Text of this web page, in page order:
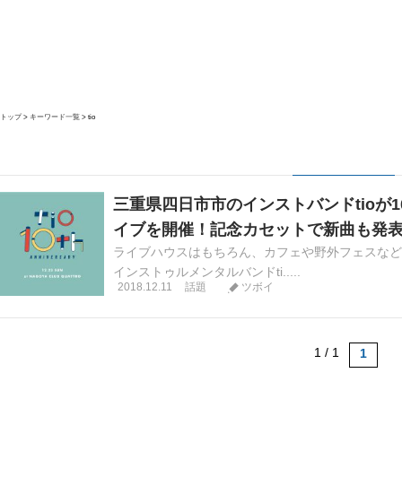
トップ キーワード一覧 tio
三重県四日市市のインストバンドtioが
イブを開催！記念カセットで新曲も発
ライブハウスはもちろん、カフェや野外フェスな
インストゥルメンタルバンドti.....
2018.12.11 話題 ツボイ
1 / 1 1